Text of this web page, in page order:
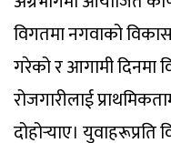
विगतमा नगवाको
गरेको र आगामी दिनमा
रोजगारीलाई
दोहोर्‍याए।